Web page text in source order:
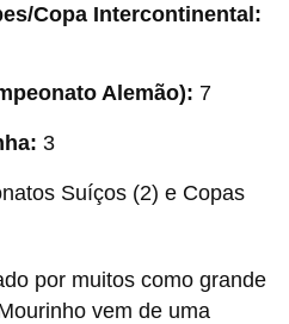
Copa Intercontinental:
Alemão): 7
3
Suíços (2) e Copas
por muitos como grande
vem de uma